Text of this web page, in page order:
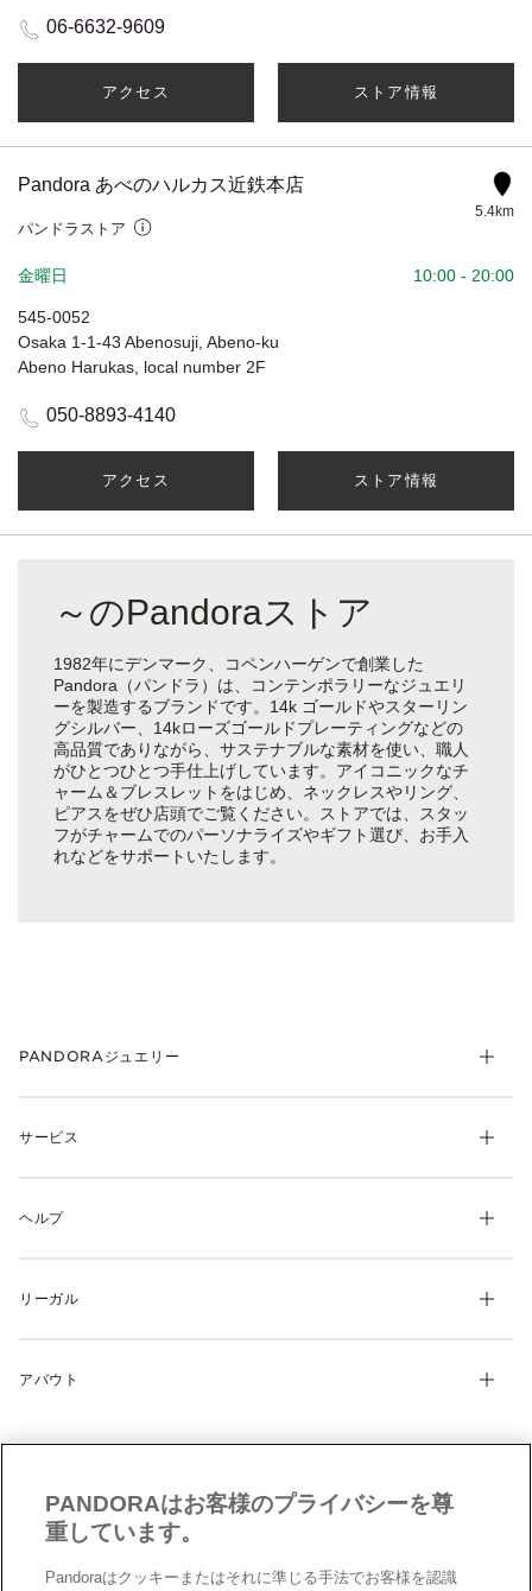
06-6632-9609
アクセス ストア情報
Pandora あべのハルカス近鉄本店
パンドラストア
金曜日 10:00 - 20:00
5.4km
545-0052
Osaka 1-1-43 Abenosuji, Abeno-ku
Abeno Harukas, local number 2F
050-8893-4140
アクセス ストア情報
～のPandoraストア
1982年にデンマーク、コペンハーゲンで創業した
Pandora（パンドラ）は、コンテンポラリーなジュエリ
ーを製造するブランドです。14k ゴールドやスターリン
グシルバー、14kローズゴールドプレーティングなどの
高品質でありながら、サステナブルな素材を使い、職人
がひとつひとつ手仕上げしています。アイコニックなチ
ャーム＆ブレスレットをはじめ、ネックレスやリング、
ピアスをぜひ店頭でご覧ください。ストアでは、スタッ
フがチャームでのパーソナライズやギフト選び、お手入
れなどをサポートいたします。
PANDORAジュエリー
ブレスレット
リング
サービス
注文履歴
ウィッシュリスト
ヘルプ
配送について
返品・交換について
リーガル
特定商取引に関する法律に基づく表示
クッキーポリシー
データ保護フォーム（英文）
現代奴隷法への対応（英文）
男女間の賃金格差レポート（英文）
アバウト
店舗検索
採用情報
PANDORAはお客様のプライバシーを尊
重しています。
Pandoraはクッキーまたはそれに準じる手法でお客様を認識